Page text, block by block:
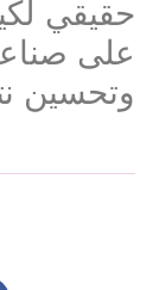
حقيقي
على
وتحسين